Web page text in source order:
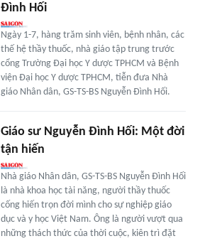
Đình Hối
Ngày 1-7, hàng trăm sinh viên, bệnh nhân, các
thế hệ thầy thuốc, nhà giáo tập trung trước
cổng Trường Đại học Y dược TPHCM và Bệnh
viện Đại học Y dược TPHCM, tiễn đưa Nhà
giáo Nhân dân, GS-TS-BS Nguyễn Đình Hối.
Giáo sư Nguyễn Đình Hối: Một đời
tận hiến
Nhà giáo Nhân dân, GS-TS-BS Nguyễn Đình Hối
là nhà khoa học tài năng, người thầy thuốc
cống hiến trọn đời mình cho sự nghiệp giáo
dục và y học Việt Nam. Ông là người vượt qua
những thách thức của thời cuộc, kiên trì đặt